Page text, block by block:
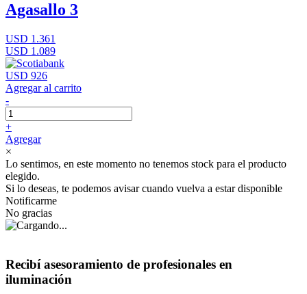
Agasallo 3
USD 1.361
USD 1.089
USD 926
Agregar al carrito
-
+
Agregar
×
Lo sentimos, en este momento no tenemos stock para el producto
elegido.
Si lo deseas, te podemos avisar cuando vuelva a estar disponible
Notificarme
No gracias
Recibí asesoramiento de profesionales en
iluminación